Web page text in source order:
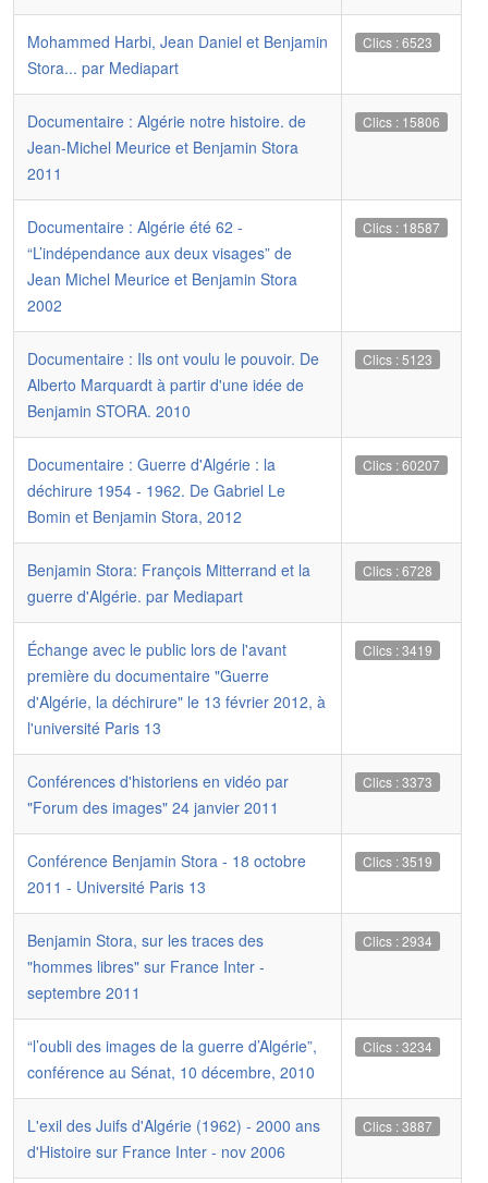
Mohammed Harbi, Jean Daniel et Benjamin
Stora... par Mediapart
Clics : 6523
Documentaire : Algérie notre histoire. de
Jean-Michel Meurice et Benjamin Stora
2011
Clics : 15806
Documentaire : Algérie été 62 -
“L’indépendance aux deux visages” de
Jean Michel Meurice et Benjamin Stora
2002
Clics : 18587
Documentaire : Ils ont voulu le pouvoir. De
Alberto Marquardt à partir d'une idée de
Benjamin STORA. 2010
Clics : 5123
Documentaire : Guerre d'Algérie : la
déchirure 1954 - 1962. De Gabriel Le
Bomin et Benjamin Stora, 2012
Clics : 60207
Benjamin Stora: François Mitterrand et la
guerre d'Algérie. par Mediapart
Clics : 6728
Échange avec le public lors de l'avant
première du documentaire "Guerre
d'Algérie, la déchirure" le 13 février 2012, à
l'université Paris 13
Clics : 3419
Conférences d'historiens en vidéo par
"Forum des images" 24 janvier 2011
Clics : 3373
Conférence Benjamin Stora - 18 octobre
2011 - Université Paris 13
Clics : 3519
Benjamin Stora, sur les traces des
"hommes libres" sur France Inter -
septembre 2011
Clics : 2934
“l’oubli des images de la guerre d’Algérie”,
conférence au Sénat, 10 décembre, 2010
Clics : 3234
L'exil des Juifs d'Algérie (1962) - 2000 ans
d'Histoire sur France Inter - nov 2006
Clics : 3887